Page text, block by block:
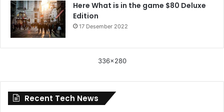
Here What is in the game $80 Deluxe
Edition
17 Desember 2022
336x280
Recent Tech News